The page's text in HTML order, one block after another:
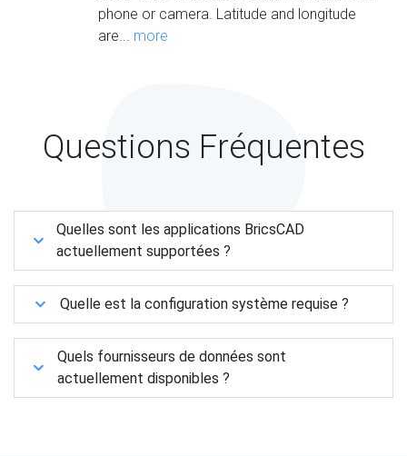
phone or camera. Latitude and longitude
are... more
Questions Fréquentes
Quelles sont les applications BricsCAD
actuellement supportées ?
Quelle est la configuration système requise ?
Quels fournisseurs de données sont
actuellement disponibles ?